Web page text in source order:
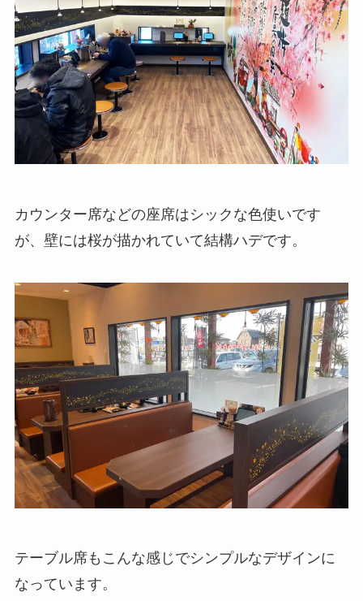
カウンター席などの座席はシックな色使いです
が、壁には桜が描かれていて結構ハデです。
テーブル席もこんな感じでシンプルなデザインに
なっています。